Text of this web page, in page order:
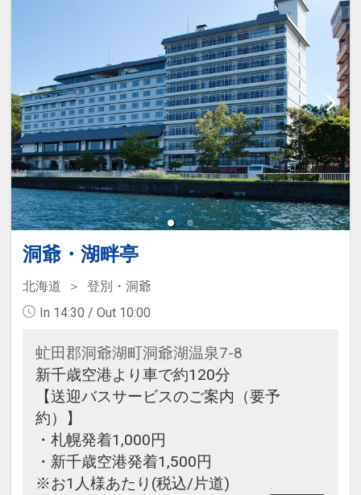
洞爺・湖畔亭
北海道
登別・洞爺
In 14:30 / Out 10:00
虻田郡洞爺湖町洞爺湖温泉7-8
新千歳空港より車で約120分
【送迎バスサービスのご案内（要予
約）】
・札幌発着1,000円
・新千歳空港発着1,500円
※お1人様あたり(税込/片道)